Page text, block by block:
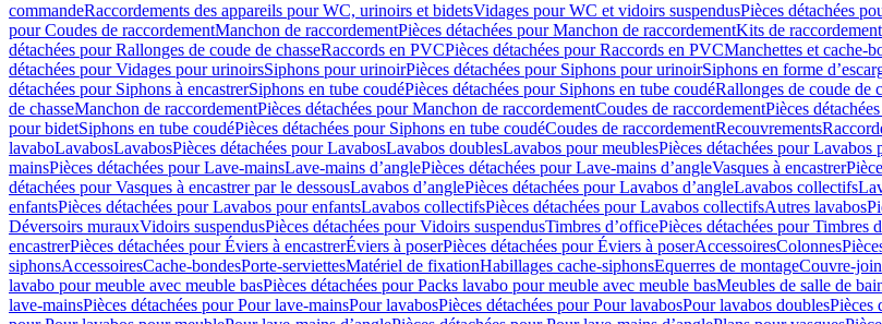
commandeRaccordements des appareils pour WC, urinoirs et bidetsVidages pour WC et vidoirs suspendusPièces détachées
pour Coudes de raccordementManchon de raccordementPièces détachées pour Manchon de raccordementKits de raccordement
détachées pour Rallonges de coude de chasseRaccords en PVCPièces détachées pour Raccords en PVCManchettes et cache-
détachées pour Vidages pour urinoirsSiphons pour urinoirPièces détachées pour Siphons pour urinoirSiphons en forme
détachées pour Siphons à encastrerSiphons en tube coudéPièces détachées pour Siphons en tube coudéRallonges de coude de
de chasseManchon de raccordementPièces détachées pour Manchon de raccordementCoudes de raccordementPièces
pour bidetSiphons en tube coudéPièces détachées pour Siphons en tube coudéCoudes de raccordementRecouvrements
lavaboLavabosLavabosPièces détachées pour LavabosLavabos doublesLavabos pour meublesPièces détachées pour Lavabos
mainsPièces détachées pour Lave-mainsLave-mains d’anglePièces détachées pour Lave-mains d’angleVasques à encastrer
détachées pour Vasques à encastrer par le dessousLavabos d’anglePièces détachées pour Lavabos d’angleLavabos collectifs
enfantsPièces détachées pour Lavabos pour enfantsLavabos collectifsPièces détachées pour Lavabos collectifsAutres lavabos
Déversoirs murauxVidoirs suspendusPièces détachées pour Vidoirs suspendusTimbres dʼofficePièces détachées pour Timbres
encastrerPièces détachées pour Éviers à encastrerÉviers à poserPièces détachées pour Éviers à poserAccessoiresColonnes
siphonsAccessoiresCache-bondesPorte-serviettesMatériel de fixationHabillages cache-siphonsEquerres de montageCouvre-
lavabo pour meuble avec meuble basPièces détachées pour Packs lavabo pour meuble avec meuble basMeubles de salle de
lave-mainsPièces détachées pour Pour lave-mainsPour lavabosPièces détachées pour Pour lavabosPour lavabos doublesPièces